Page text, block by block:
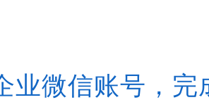
业微信账号，